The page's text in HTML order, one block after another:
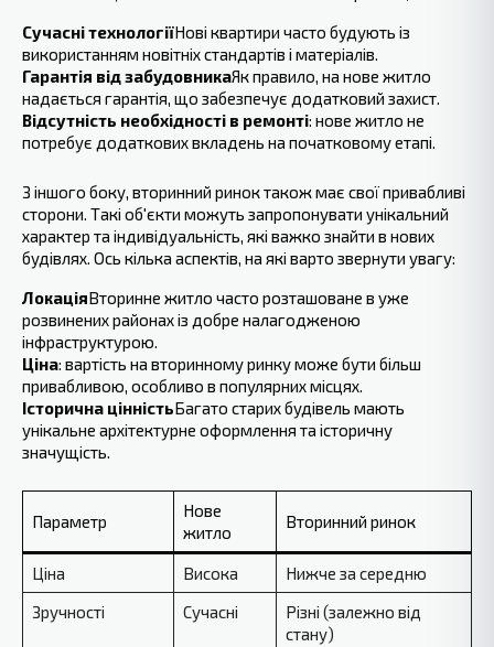
Сучасні технологіїНові квартири часто будують із
використанням новітніх стандартів і матеріалів.
Гарантія від забудовникаЯк правило, на нове житло
надається гарантія, що забезпечує додатковий захист.
Відсутність необхідності в ремонті: нове житло не
потребує додаткових вкладень на початковому етапі.
З іншого боку, вторинний ринок також має свої привабливі
сторони. Такі об'єкти можуть запропонувати унікальний
характер та індивідуальність, які важко знайти в нових
будівлях. Ось кілька аспектів, на які варто звернути увагу:
ЛокаціяВторинне житло часто розташоване в уже
розвинених районах із добре налагодженою
інфраструктурою.
Ціна: вартість на вторинному ринку може бути більш
привабливою, особливо в популярних місцях.
Історична цінністьБагато старих будівель мають
унікальне архітектурне оформлення та історичну
значущість.
Параметр
Нове
житло
Вторинний ринок
Ціна Висока
Нижче за середню
Зручності
Сучасні
Різні (залежно від
стану)